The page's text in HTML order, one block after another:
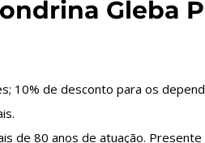
Gleba
10% de desconto para os
de 80 anos de atuação.